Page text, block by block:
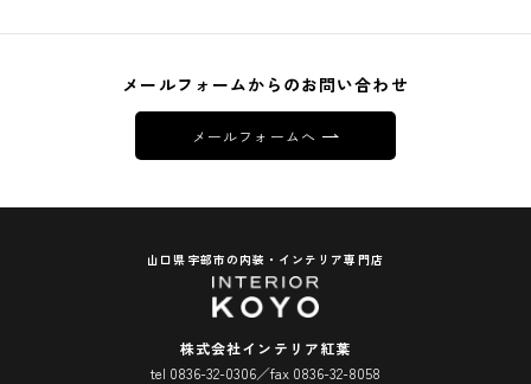
メールフォームからのお問い合わせ
メールフォームへ
山口県宇部市の内装・インテリア専門店
株式会社インテリア紅葉
tel 0836-32-0306／fax 0836-32-8058